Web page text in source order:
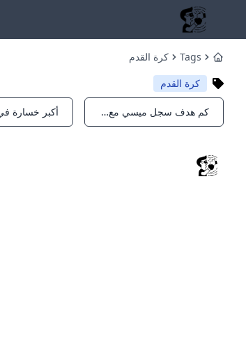
Home
Tags
كرة القدم
كرة القدم
Notifications كم هدف سجل ميسي مع إنتر ميامي؟ Notifications